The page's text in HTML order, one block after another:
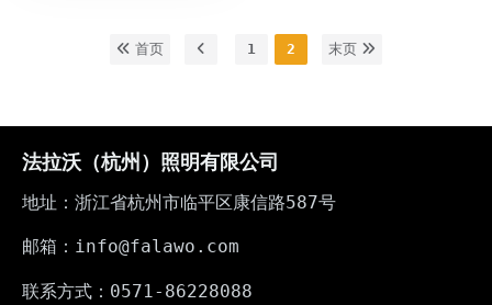
首页 1 2 末页
法拉沃（杭州）照明有限公司
地址：浙江省杭州市临平区康信路587号
邮箱：info@falawo.com
联系方式：0571-86228088